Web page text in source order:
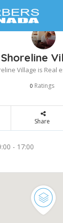
Shoreline
Village is Real
0 Ratings
Share
- 17:00